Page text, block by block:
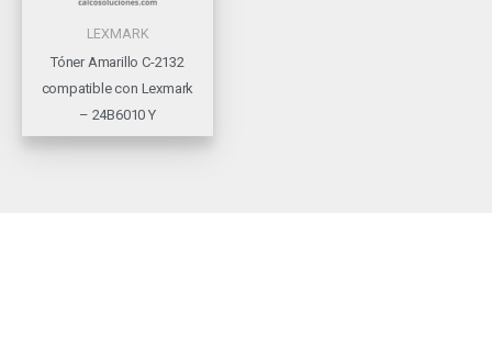
LEXMARK
Tóner Amarillo C-2132
compatible con Lexmark
– 24B6010 Y